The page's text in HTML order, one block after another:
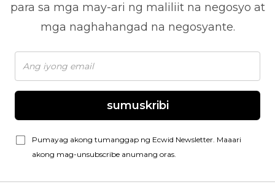
para sa mga may-ari ng maliliit na negosyo at
mga naghahangad na negosyante.
sumuskribi
Pumayag akong tumanggap ng Ecwid Newsletter. Maaari
akong mag-unsubscribe anumang oras.